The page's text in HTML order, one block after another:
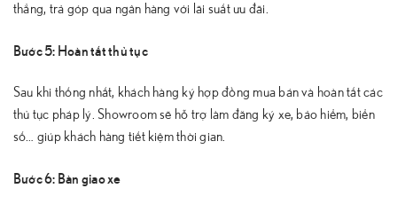
thẳng, trả góp qua ngân hàng với lãi suất ưu đãi.
Bước 5: Hoàn tất thủ tục
Sau khi thống nhất, khách hàng ký hợp đồng mua bán và hoàn tất các
thủ tục pháp lý. Showroom sẽ hỗ trợ làm đăng ký xe, bảo hiểm, biển
số… giúp khách hàng tiết kiệm thời gian.
Bước 6: Bàn giao xe